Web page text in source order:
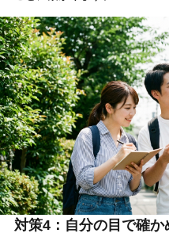
対策4：自分の目で確